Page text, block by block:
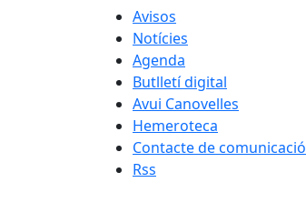
Avisos
Notícies
Agenda
Butlletí digital
Avui Canovelles
Hemeroteca
Contacte de comunicació
Rss